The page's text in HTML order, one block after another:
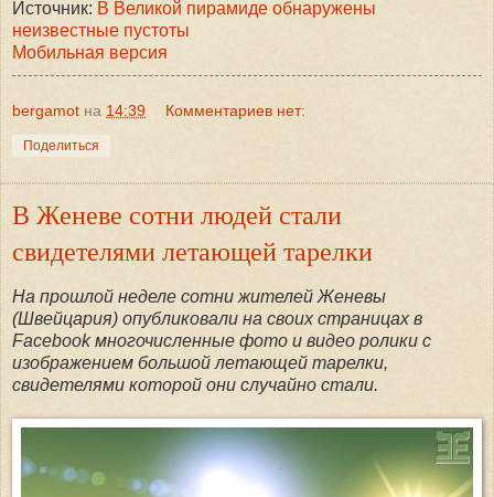
Источник: В Великой пирамиде обнаружены
неизвестные пустоты
Мобильная версия
bergamot на 14:39 Комментариев нет:
Поделиться
В Женеве сотни людей стали
свидетелями летающей тарелки
На прошлой неделе сотни жителей Женевы
(Швейцария) опубликовали на своих страницах в
Facebook многочисленные фото и видео ролики с
изображением большой летающей тарелки,
свидетелями которой они случайно стали.